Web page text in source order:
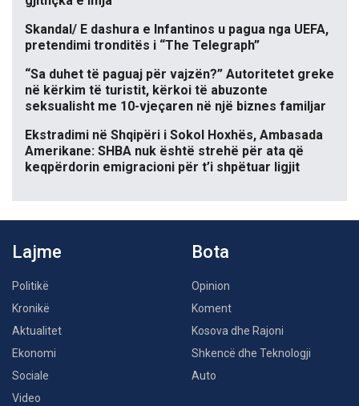
Skandal/ E dashura e Infantinos u pagua nga UEFA,
pretendimi tronditës i “The Telegraph”
“Sa duhet të paguaj për vajzën?” Autoritetet greke
në kërkim të turistit, kërkoi të abuzonte
seksualisht me 10-vjeçaren në një biznes familjar
Ekstradimi në Shqipëri i Sokol Hoxhës, Ambasada
Amerikane: SHBA nuk është strehë për ata që
keqpërdorin emigracioni për t’i shpëtuar ligjit
Lajme
Politikë
Kronikë
Aktualitet
Ekonomi
Sociale
Video
Bota
Opinion
Koment
Kosova dhe Rajoni
Shkencë dhe Teknologji
Auto